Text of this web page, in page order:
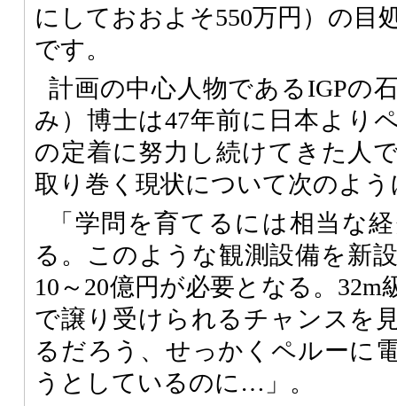
にしておおよそ550万円）の目
です。
計画の中心人物であるIGPの
み）博士は47年前に日本より
の定着に努力し続けてきた人
取り巻く現状について次のよ
「学問を育てるには相当な
る。このような観測設備を新
10～20億円が必要となる。
で譲り受けられるチャンスを
るだろう、せっかくペルーに
うとしているのに…」。